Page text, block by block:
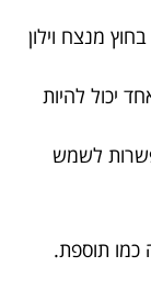
מנצח וילון
יכול להיות
לשמש
כמו תוספת.